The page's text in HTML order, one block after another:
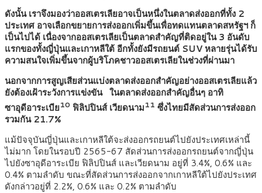
ดังนั้น เราจึงมองว่าออสเตรเลียอาจเป็นหนึ่งในตลาดส่งออกที่ทั้ง 2
ประเทศ อาจเลือกขยายการส่งออกเพิ่มขึ้นเพื่อทดแทนตลาดสหรัฐฯ ก็
เป็นไปได้ เนื่องจากออสเตรเลียเป็นตลาดสำคัญที่ติดอยู่ใน 3 อันดับ
แรกของทั้งญี่ปุ่นและเกาหลีใต้ อีกทั้งยังมีรถยนต์ SUV หลายรุ่นได้รับ
ความสนใจเพิ่มขึ้นจากผู้บริโภคชาวออสเตรเลียในช่วงที่ผ่านมา
นอกจากการสูญเสียส่วนแบ่งตลาดส่งออกสำคัญอย่างออสเตรเลียแล้ว
ยังต้องเฝ้าระวังการแข่งขัน ในตลาดส่งออกสำคัญอื่นๆ อาทิ
ซาอุดีอาระเบีย10 ฟิลิปปินส์ เวียดนาม11 ซึ่งไทยมีสัดส่วนการส่งออก
รวมกัน 21.7%
แม้ปัจจุบันญี่ปุ่นและเกาหลีใต้จะส่งออกรถยนต์ไปยังประเทศเหล่านี้
ไม่มาก โดยในรอบปี 2565-67 สัดส่วนการส่งออกรถยนต์จากญี่ปุ่น
ไปยังซาอุดีอาระเบีย ฟิลิปปินส์ และเวียดนาม อยู่ที่ 3.4%, 0.6% และ
0.4% ตามลำดับ ขณะที่สัดส่วนการส่งออกจากเกาหลีใต้ไปยังประเทศ
ดังกล่าวอยู่ที่ 2.2%, 0.6% และ 0.2% ตามลำดับ